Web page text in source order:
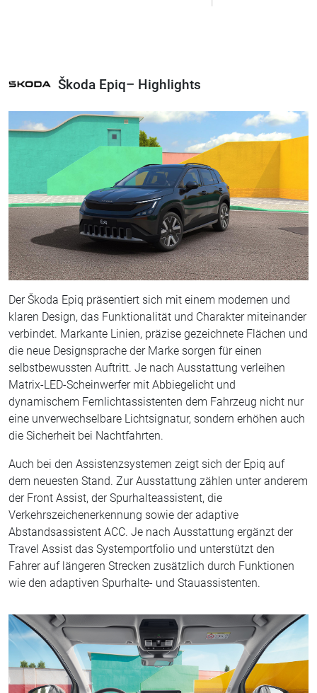
Škoda Epiq– Highlights
Der Škoda Epiq präsentiert sich mit einem modernen und
klaren Design, das Funktionalität und Charakter miteinander
verbindet. Markante Linien, präzise gezeichnete Flächen und
die neue Designsprache der Marke sorgen für einen
selbstbewussten Auftritt. Je nach Ausstattung verleihen
Matrix-LED-Scheinwerfer mit Abbiegelicht und
dynamischem Fernlichtassistenten dem Fahrzeug nicht nur
eine unverwechselbare Lichtsignatur, sondern erhöhen auch
die Sicherheit bei Nachtfahrten.
Auch bei den Assistenzsystemen zeigt sich der Epiq auf
dem neuesten Stand. Zur Ausstattung zählen unter anderem
der Front Assist, der Spurhalteassistent, die
Verkehrszeichenerkennung sowie der adaptive
Abstandsassistent ACC. Je nach Ausstattung ergänzt der
Travel Assist das Systemportfolio und unterstützt den
Fahrer auf längeren Strecken zusätzlich durch Funktionen
wie den adaptiven Spurhalte- und Stauassistenten.